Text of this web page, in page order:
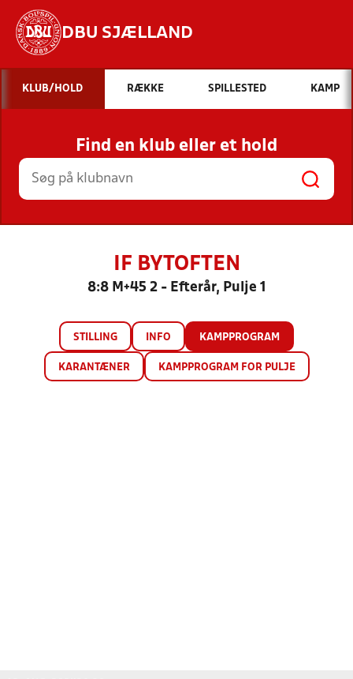
DBU SJÆLLAND
Hvad vil du søge efter?
INDHOLD OG NYHEDER
STILLINGER, RESULTATER, KLUBBER OG
HOLD
KLUB/HOLD RÆKKE SPILLESTED KAMP
Find en klub eller et hold
IF BYTOFTEN
8:8 M+45 2 - Efterår, Pulje 1
STILLING INFO KAMPPROGRAM
KARANTÆNER KAMPPROGRAM FOR PULJE